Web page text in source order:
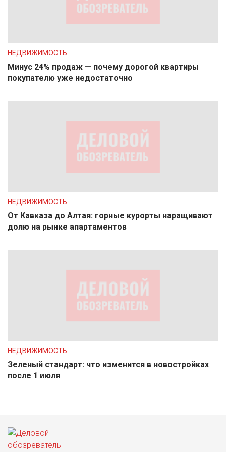
НЕДВИЖИМОСТЬ
Минус 24% продаж — почему дорогой квартиры
покупателю уже недостаточно
НЕДВИЖИМОСТЬ
От Кавказа до Алтая: горные курорты наращивают
долю на рынке апартаментов
НЕДВИЖИМОСТЬ
Зеленый стандарт: что изменится в новостройках
после 1 июля